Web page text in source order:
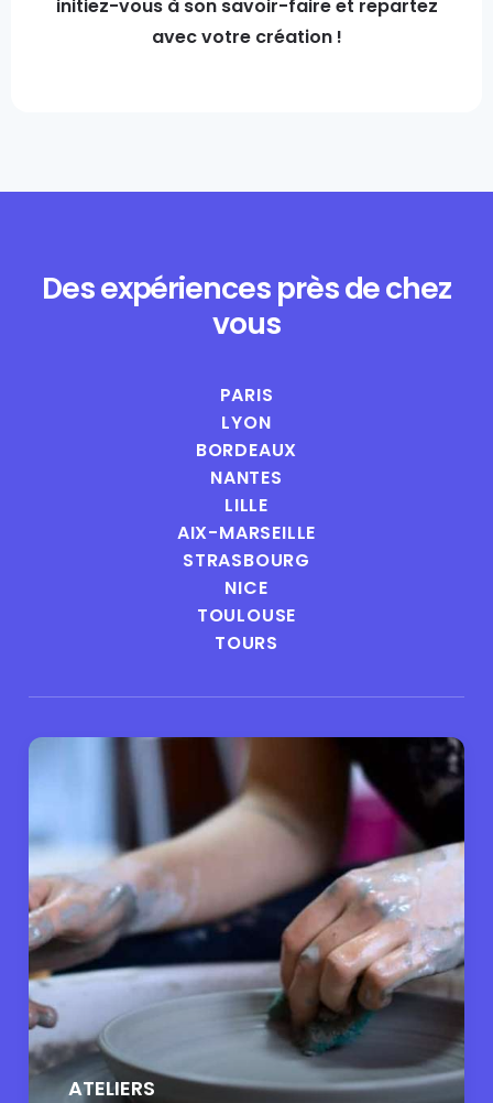
initiez-vous à son savoir-faire et repartez
avec votre création !
Des expériences près de chez
vous
PARIS
LYON
BORDEAUX
NANTES
LILLE
AIX-MARSEILLE
STRASBOURG
NICE
TOULOUSE
TOURS
ATELIERS